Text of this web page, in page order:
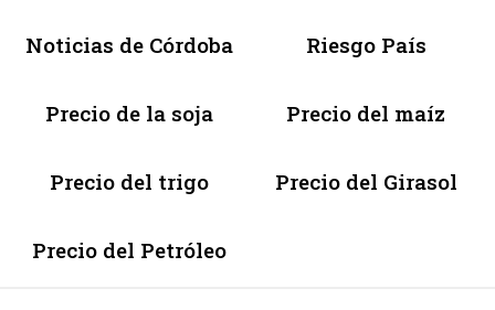
Noticias de Córdoba Riesgo País
Precio de la soja Precio del maíz
Precio del trigo Precio del Girasol
Precio del Petróleo